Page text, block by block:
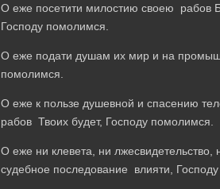
О еже посетити милостию своею рабов
Господу помолимся.
О еже подати душам их мир и на
помолимся.
О еже к пользе душевной и спасению
рабов Твоих будет, Господу помолимся.
О еже ни клевета, ни
судебное последование влияти,